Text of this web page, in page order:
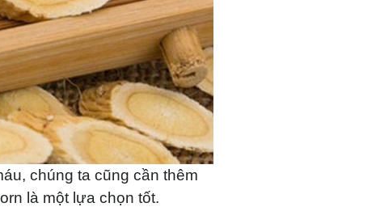
chúng ta cũng cần thêm
là một lựa chọn tốt.